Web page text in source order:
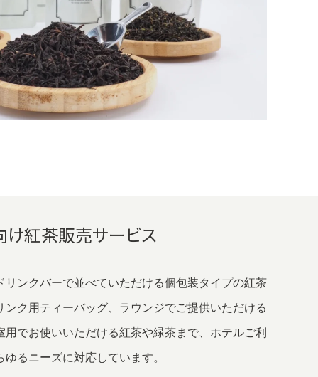
け紅茶販売サービス
リンクバーで並べていただける個包装タイプの紅茶
ンク用ティーバッグ、ラウンジでご提供いただける
用でお使いいただける紅茶や緑茶まで、ホテルご利
るニーズに対応しています。